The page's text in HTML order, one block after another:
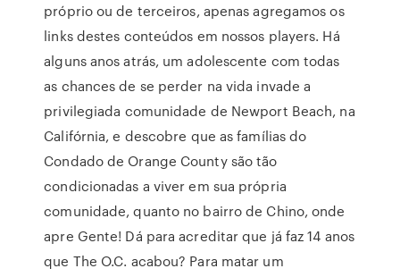
próprio ou de terceiros, apenas agregamos os
links destes conteúdos em nossos players. Há
alguns anos atrás, um adolescente com todas
as chances de se perder na vida invade a
privilegiada comunidade de Newport Beach, na
Califórnia, e descobre que as famílias do
Condado de Orange County são tão
condicionadas a viver em sua própria
comunidade, quanto no bairro de Chino, onde
apre Gente! Dá para acreditar que já faz 14 anos
que The O.C. acabou? Para matar um